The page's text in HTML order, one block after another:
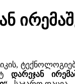
დარეჯან